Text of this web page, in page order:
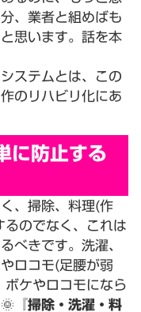
、業者と組めばも
思います。話を本
ステムとは、この
のリハビリ化にあ
に防止する
、掃除、料理(作
るのでなく、これは
べきです。洗濯、
ロコモ(足腰が弱
ボケやロコモになら
『掃除・洗濯・料